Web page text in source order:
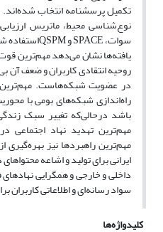
تکمیل پرسشنامه انتخاب
نوع‌شناسی محیط، ماتریس
سوات، SPACE و QSPMاستفاده شد.
یافته‌ها نشان می‌دهد مهم‌ترین
روحیه انتقادی کاربران و ضعف آن
در عضویت شبکه‌هاست.
راه‌اندازی شبکه‌های بومی با
باشد درحالی‌که تغییر سبک
مهم‌‌ترین تهدید نهاد اجتماعی
مهم‌ترین راهبردها نیز بهره‌گیری
ایرانی برای تولید و اشاعه
داخلی و خارجی و همگرایی
سواد رسانه‌ای و اطلاعاتی
کلیدواژه‌ها